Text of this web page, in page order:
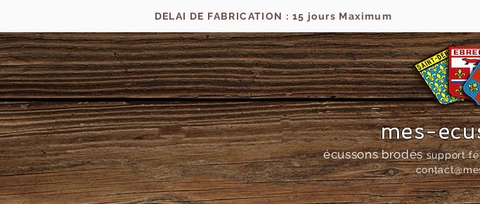
DELAI DE FABRICATION : 15 jours Maximum
mes-
écussons brodés support